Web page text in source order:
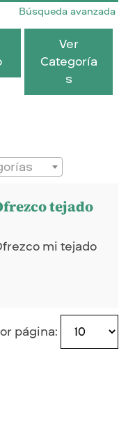
Búsqueda avanzada
Ver
Categoría
s
tejado
mi tejado
página: